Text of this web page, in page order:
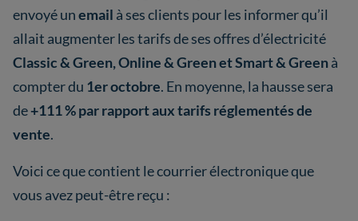
envoyé unemail à ses clients pour les informer qu’il
allait augmenter les tarifs de ses offres d’électricité
Classic & Green, Online & Green et Smart & Greenà
compter du 1er octobre. En moyenne, la hausse sera
de+111 % par rapport aux tarifs réglementés de
vente.
Voici ce que contient le courrier électronique que
vous avez peut-être reçu :